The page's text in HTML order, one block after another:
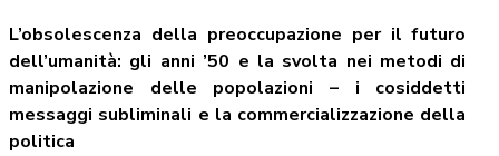
L’obsolescenza della preoccupazione per il futuro
dell’umanità: gli anni ’50 e la svolta nei metodi di
manipolazione delle popolazioni – i cosiddetti
messaggi subliminali e la commercializzazione della
politica